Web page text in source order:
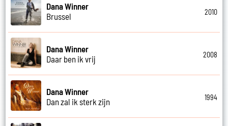
Dana Winner
Brussel
2010
Dana Winner
Daar ben ik vrij
2008
Dana Winner
Dan zal ik sterk zijn
1994